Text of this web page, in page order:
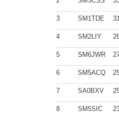
3 SM1TDE
4 SM2LIY
5 SM6JWR
6 SM5ACQ
7 SA0BXV
8 SM5SIC